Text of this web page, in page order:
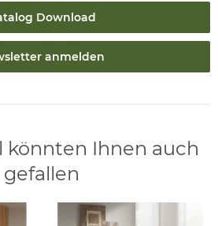
Download
anmelden
könnten Ihnen auch
gefallen